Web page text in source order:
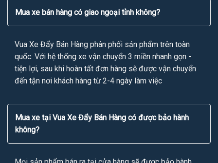
Mua xe bán hàng có giao ngoại tỉnh không?
Vua Xe Đẩy Bán Hàng phân phối sản phẩm trên toàn
quốc. Với hệ thống xe vận chuyển 3 miền nhanh gọn -
tiện lợi, sau khi hoàn tất đơn hàng sẽ được vận chuyển
đến tận nơi khách hàng từ 2-4 ngày làm việc
Mua xe tại Vua Xe Đẩy Bán Hàng có được bảo hành
không?